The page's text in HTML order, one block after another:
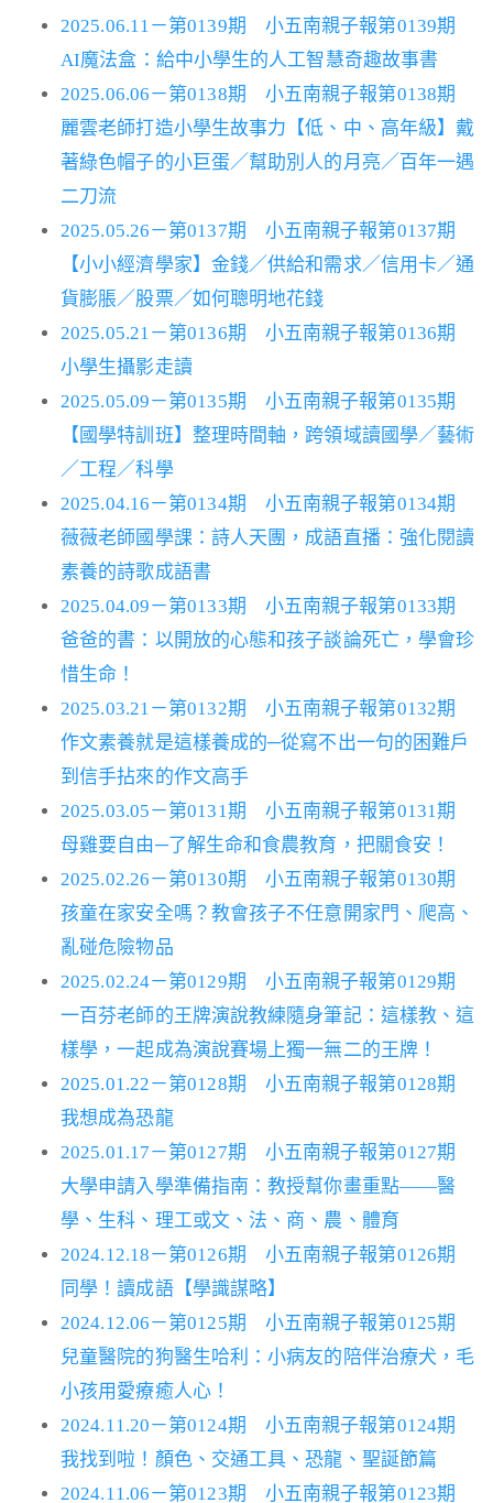
2025.06.11－第0139期 小五南親子報第0139期
AI魔法盒：給中小學生的人工智慧奇趣故事書
2025.06.06－第0138期 小五南親子報第0138期
麗雲老師打造小學生故事力【低、中、高年級】戴
著綠色帽子的小巨蛋／幫助別人的月亮／百年一遇
二刀流
2025.05.26－第0137期 小五南親子報第0137期
【小小經濟學家】金錢／供給和需求／信用卡／通
貨膨脹／股票／如何聰明地花錢
2025.05.21－第0136期 小五南親子報第0136期
小學生攝影走讀
2025.05.09－第0135期 小五南親子報第0135期
【國學特訓班】整理時間軸，跨領域讀國學／藝術
／工程／科學
2025.04.16－第0134期 小五南親子報第0134期
薇薇老師國學課：詩人天團，成語直播：強化閱讀
素養的詩歌成語書
2025.04.09－第0133期 小五南親子報第0133期
爸爸的書：以開放的心態和孩子談論死亡，學會珍
惜生命！
2025.03.21－第0132期 小五南親子報第0132期
作文素養就是這樣養成的─從寫不出一句的困難戶
到信手拈來的作文高手
2025.03.05－第0131期 小五南親子報第0131期
母雞要自由─了解生命和食農教育，把關食安！
2025.02.26－第0130期 小五南親子報第0130期
孩童在家安全嗎？教會孩子不任意開家門、爬高、
亂碰危險物品
2025.02.24－第0129期 小五南親子報第0129期
一百芬老師的王牌演說教練隨身筆記：這樣教、這
樣學，一起成為演說賽場上獨一無二的王牌！
2025.01.22－第0128期 小五南親子報第0128期
我想成為恐龍
2025.01.17－第0127期 小五南親子報第0127期
大學申請入學準備指南：教授幫你畫重點——醫
學、生科、理工或文、法、商、農、體育
2024.12.18－第0126期 小五南親子報第0126期
同學！讀成語【學識謀略】
2024.12.06－第0125期 小五南親子報第0125期
兒童醫院的狗醫生哈利：小病友的陪伴治療犬，毛
小孩用愛療癒人心！
2024.11.20－第0124期 小五南親子報第0124期
我找到啦！顏色、交通工具、恐龍、聖誕節篇
2024.11.06－第0123期 小五南親子報第0123期